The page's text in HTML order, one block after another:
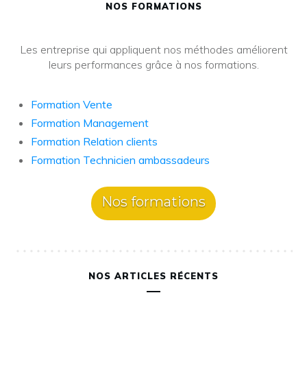
NOS FORMATIONS
Les entreprise qui appliquent nos méthodes améliorent
leurs performances grâce à nos formations.
Formation Vente
Formation Management
Formation Relation clients
Formation Technicien ambassadeurs
Nos formations
NOS ARTICLES RÉCENTS